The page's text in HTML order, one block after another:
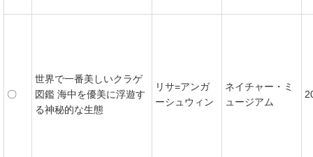
〇
世界で一番美しいクラゲ
図鑑 海中を優美に浮遊す
る神秘的な生態
リサ=アンガ
ーシュウィン
ネイチャー・ミ
ュージアム